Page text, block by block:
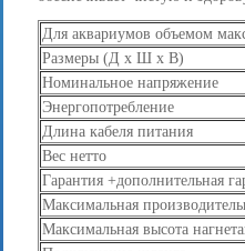
Для аквариумов объемом
Размеры (Д х Ш х В)
Номинальное напряжение
Энергопотребление
Длина кабеля питания
Вес нетто
Гарантия +дополнительная
Максимальная
Максимальная высота